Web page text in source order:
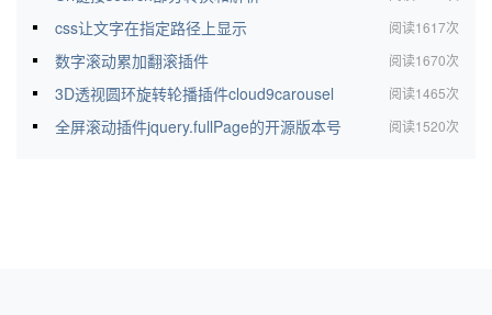
阅读1617次
css让文字在指定路径上显示
阅读1670次
数字滚动累加翻滚插件
阅读1465次
3D透视圆环旋转轮播插件cloud9carousel
阅读1520次
全屏滚动插件jquery.fullPage的开源版本号